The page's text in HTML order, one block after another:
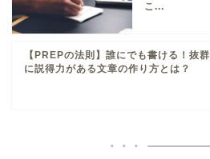
こ...
【PREPの法則】誰にでも書ける！抜群
に説得力がある文章の作り方とは？